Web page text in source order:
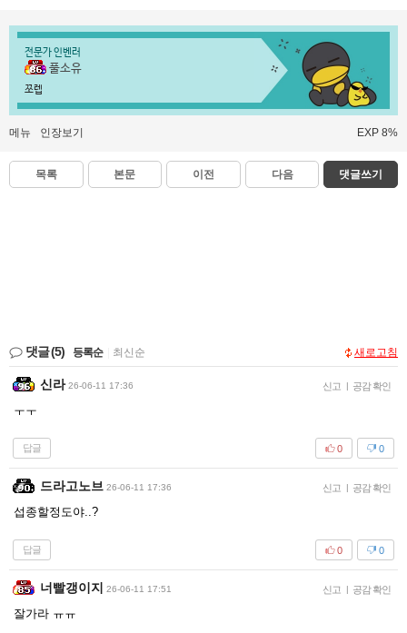
전문가 인벤러
풀소유
쪼렙
메뉴 인장보기 EXP 8%
목록 본문 이전 다음 댓글쓰기
댓글(5) 등록순 최신순 새로고침
신라 26-06-11 17:36 신고 | 공감 확인
ㅜㅜ
답글 0
0
드라고노브 26-06-11 17:36 신고 | 공감 확인
섭종할정도야..?
답글 0
0
너빨갱이지 26-06-11 17:51 신고 | 공감 확인
잘가라 ㅠㅠ